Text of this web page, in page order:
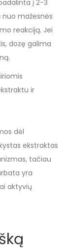
į 2-3
mažesnės
reakciją. Jei
dozę galima
ir
dėl
ekstraktas
tačiau
yra
aktyvių